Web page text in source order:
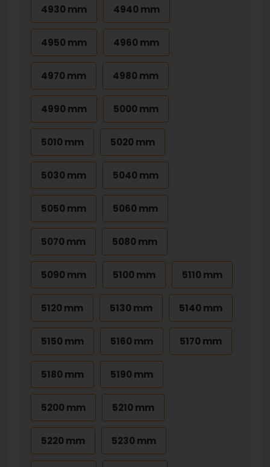
4930 mm 4940 mm
4950 mm 4960 mm
4970 mm 4980 mm
4990 mm 5000 mm
5010 mm 5020 mm
5030 mm 5040 mm
5050 mm 5060 mm
5070 mm 5080 mm
5090 mm 5100 mm 5110 mm
5120 mm 5130 mm 5140 mm
5150 mm 5160 mm 5170 mm
5180 mm 5190 mm
5200 mm 5210 mm
5220 mm 5230 mm